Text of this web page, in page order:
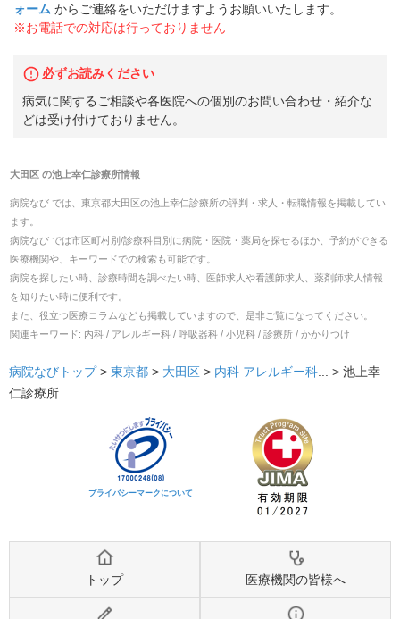
ォーム からご連絡をいただけますようお願いいたします。
※お電話での対応は行っておりません
必ずお読みください
病気に関するご相談や各医院への個別のお問い合わせ・紹介な
どは受け付けておりません。
大田区の池上幸仁診療所情報
病院なび では、 東京都大田区の池上幸仁診療所の評判・求人・転職情報を掲載してい
ます。
病院なび では市区町村別/診療科目別に病院・医院・薬局を探せるほか、予約ができる
医療機関や、キーワードでの検索も可能です。
病院を探したい時、診療時間を調べたい時、医師求人や看護師求人、薬剤師求人情報
を知りたい時に便利です。
また、役立つ医療コラムなども掲載していますので、是非ご覧になってください。
関連キーワード: 内科 / アレルギー科 / 呼吸器科 / 小児科 / 診療所 / かかりつけ
病院なびトップ > 東京都 > 大田区 > 内科 アレルギー科... > 池上幸
仁診療所
プライバシーマークについて
トップ 医療機関の皆様へ